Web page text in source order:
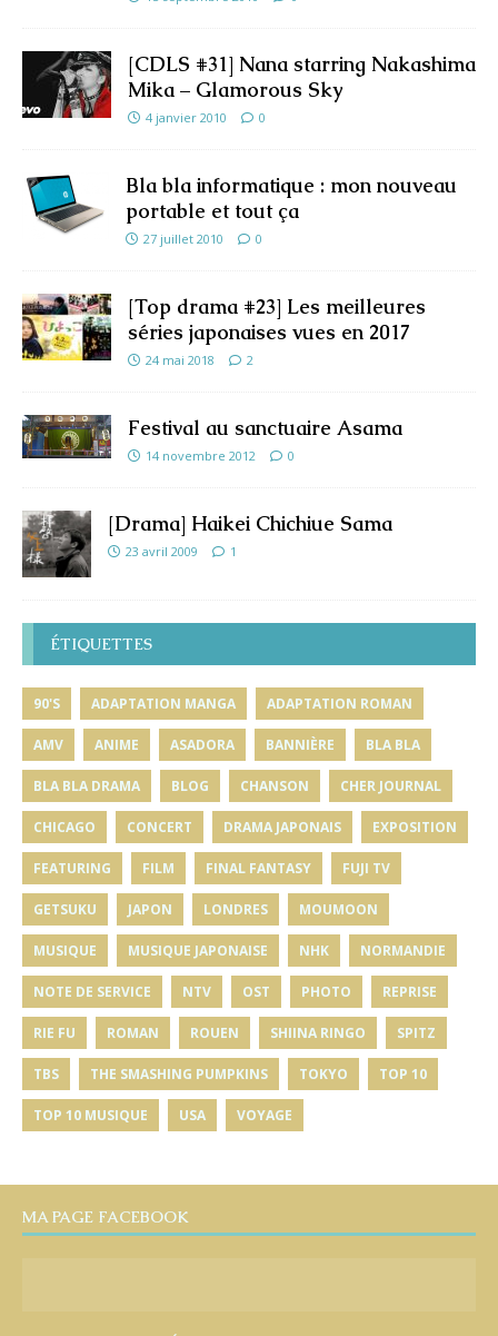
[CDLS #31] Nana starring Nakashima
Mika – Glamorous Sky
4 janvier 2010 0
Bla bla informatique : mon nouveau
portable et tout ça
27 juillet 2010 0
[Top drama #23] Les meilleures
séries japonaises vues en 2017
24 mai 2018 2
Festival au sanctuaire Asama
14 novembre 2012 0
[Drama] Haikei Chichiue Sama
23 avril 2009 1
ÉTIQUETTES
90'S ADAPTATION MANGA ADAPTATION ROMAN
AMV ANIME ASADORA BANNIÈRE BLA BLA
BLA BLA DRAMA BLOG CHANSON CHER JOURNAL
CHICAGO CONCERT DRAMA JAPONAIS EXPOSITION
FEATURING FILM FINAL FANTASY FUJI TV
GETSUKU JAPON LONDRES MOUMOON
MUSIQUE MUSIQUE JAPONAISE NHK NORMANDIE
NOTE DE SERVICE NTV OST PHOTO REPRISE
RIE FU ROMAN ROUEN SHIINA RINGO SPITZ
TBS THE SMASHING PUMPKINS TOKYO TOP 10
TOP 10 MUSIQUE USA VOYAGE
MA PAGE FACEBOOK